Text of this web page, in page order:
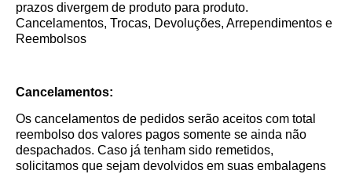
prazos divergem de produto para produto.
Cancelamentos, Trocas, Devoluções, Arrependimentos e
Reembolsos
Cancelamentos:
Os cancelamentos de pedidos serão aceitos com total
reembolso dos valores pagos somente se ainda não
despachados. Caso já tenham sido remetidos,
solicitamos que sejam devolvidos em suas embalagens